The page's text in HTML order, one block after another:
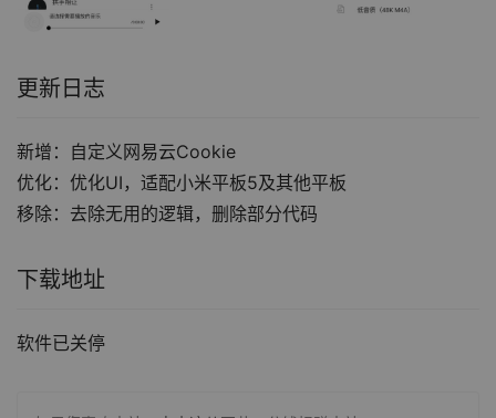
更新日志
新增：自定义网易云Cookie
优化：优化UI，适配小米平板5及其他平板
移除：去除无用的逻辑，删除部分代码
下载地址
软件已关停